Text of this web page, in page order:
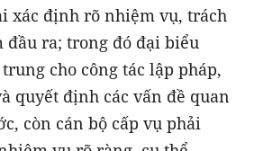
xác định rõ nhiệm vụ, trách
đầu ra; trong đó đại biểu
cho công tác lập pháp,
quyết định các vấn đề quan
còn cán bộ cấp vụ phải